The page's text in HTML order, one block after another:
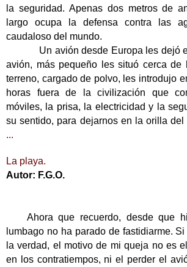
la seguridad. Apenas dos metros de
largo ocupa la defensa contra las
caudaloso del mundo.
Un avión desde Europa les dejó
avión, más pequeño les situó cerca
terreno, cargado de polvo, les introdujo
horas fuera de la civilización que
móviles, la prisa, la electricidad y la
su sentido, para dejarnos en la orilla del
...
La playa.
Autor: F.G.O.
Ahora que recuerdo, desde que
lumbago no ha parado de fastidiarme.
la verdad, el motivo de mi queja no es
en los contratiempos, ni el perder el